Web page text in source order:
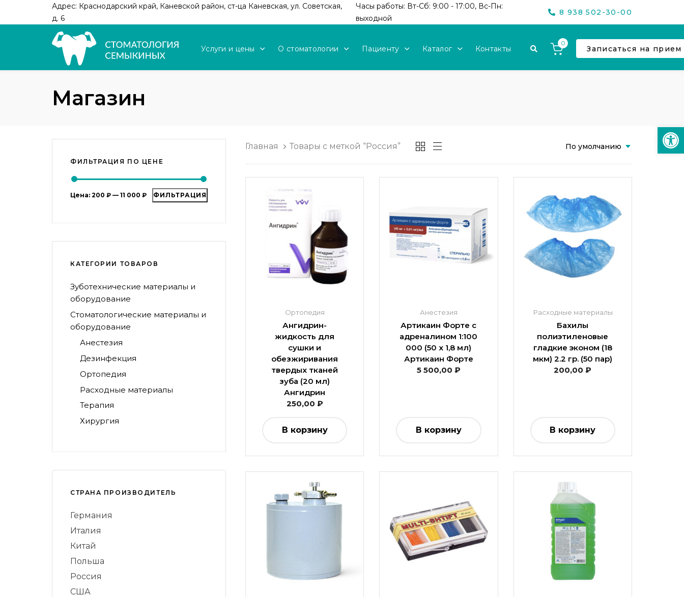
Адрес: Краснодарский край, Каневской район, ст-ца Каневская, ул. Советская,
д. 6
Часы работы: Вт-Сб: 9:00 - 17:00, Вс-Пн:
выходной
8 938 502-30-00
Услуги и цены О стоматологии Пациенту Каталог Контакты
0
Записаться на прием
Магазин
Главная Товары с меткой “Россия” По умолчанию
Ортопедия
Ангидрин-
жидкость для
сушки и
обезжиривания
твердых тканей
зуба (20 мл)
Ангидрин
250,00 ₽
В корзину
Анестезия
Артикаин Форте с
адреналином 1:100
000 (50 х 1,8 мл)
Артикаин Форте
5 500,00 ₽
В корзину
Расходные материалы
Бахилы
полиэтиленовые
гладкие эконом (18
мкм) 2.2 гр. (50 пар)
200,00₽
В корзину
ФИЛЬТРАЦИЯ ПО ЦЕНЕ
ФИЛЬТРАЦИЯ
Цена: 200 ₽ — 11 000 ₽
КАТЕГОРИИ ТОВАРОВ
Зуботехнические материалы и
оборудование
Стоматологические материалы и
оборудование
Анестезия
Дезинфекция
Ортопедия
Расходные материалы
Терапия
Хирургия
СТРАНА ПРОИЗВОДИТЕЛЬ
Германия
Италия
Китай
Польша
Россия
США